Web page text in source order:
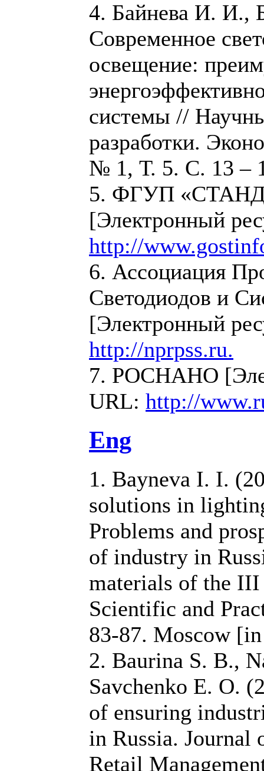
4. Байнева И. И.,
Современное
освещение:
системы //
разработки.
№ 1, Т. 5. С. 13 –
5. ФГУП
[Электронный
http://
6. Ассоциация
Светодиодов и
[Электронный
http://nprpss.ru.
7. РОСНАНО
URL: http://
Eng
1. Bayneva I. I.
solutions in
Problems and
of industry in
materials of the
Scientific and
83-87. Moscow
2. Baurina S. B.,
Savchenko E. O.
of ensuring
in Russia. Journal
Retail